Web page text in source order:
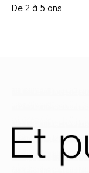
De 2 à 5 ans